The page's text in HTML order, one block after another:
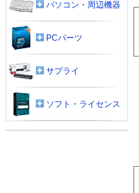
パソコン・周辺機器
PCパーツ
サプライ
ソフト・ライセンス